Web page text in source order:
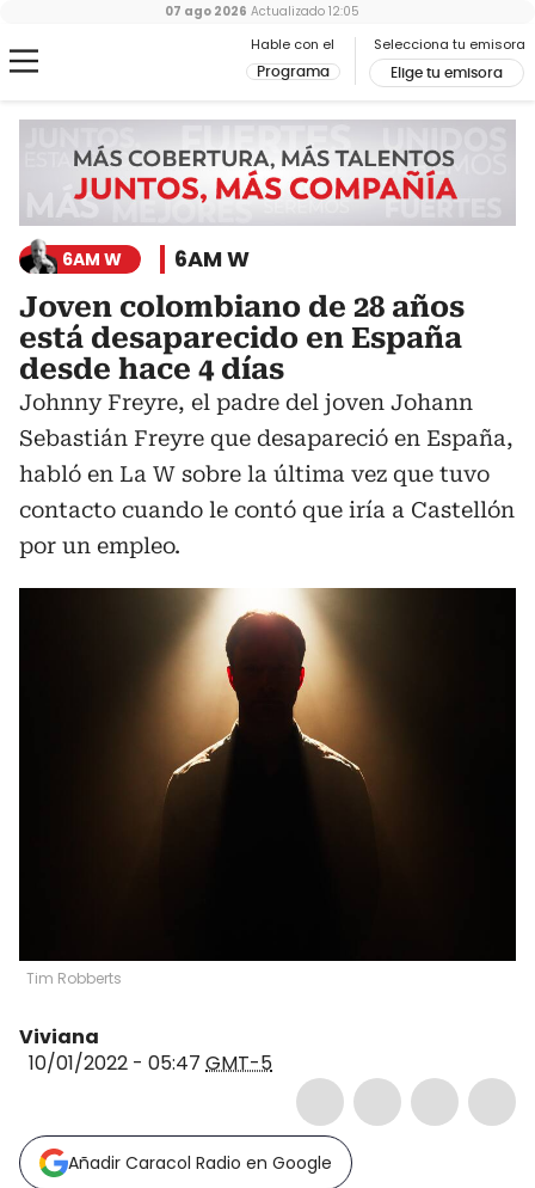
Hable con el
Programa
Selecciona tu emisora
Elige tu emisora
07 ago 2026 Actualizado 12:05
6AM W 6AM W
Joven colombiano de 28 años
está desaparecido en España
desde hace 4 días
Johnny Freyre, el padre del joven Johann
Sebastián Freyre que desapareció en España,
habló en La W sobre la última vez que tuvo
contacto cuando le contó que iría a Castellón
por un empleo.
Tim Robberts
Viviana
10/01/2022 - 05:47 GMT-5
Añadir Caracol Radio en Google